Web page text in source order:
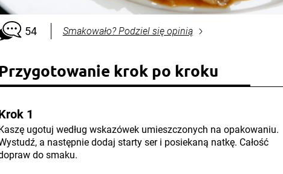
54 Smakowało? Podziel się opinią
Przygotowanie krok po kroku
1
ugotuj według wskazówek umieszczonych na opakowaniu.
a następnie dodaj starty ser i posiekaną natkę. Całość
do smaku.